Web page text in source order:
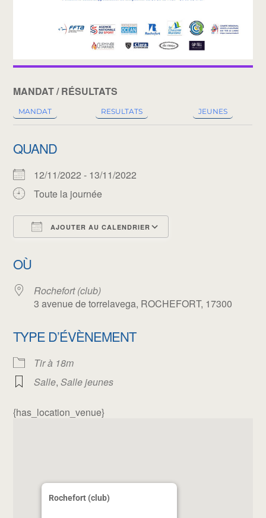
MANDAT / RÉSULTATS
MANDAT RESULTATS JEUNES
QUAND
12/11/2022 - 13/11/2022
Toute la journée
AJOUTER AU CALENDRIER
OÙ
Rochefort (club)
3 avenue de torrelavega, ROCHEFORT, 17300
TYPE D’ÉVÈNEMENT
Tir à 18m
Salle,Salle jeunes
{has_location_venue}
Rochefort (club)